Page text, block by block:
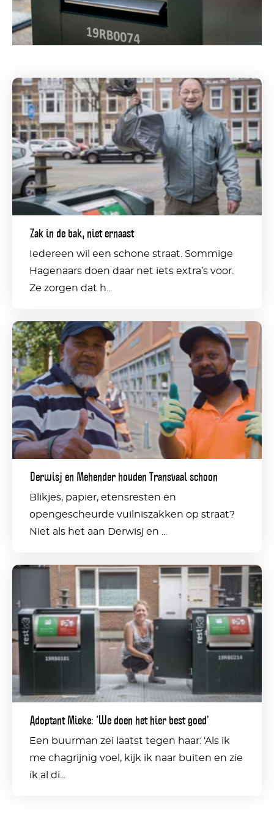
Zak
in
de
bak,
niet
ernaast
Zak in de bak, niet ernaast
Iedereen wil een schone straat. Sommige
Hagenaars doen daar net iets extra’s voor.
Ze zorgen dat h...
Derwisj
en
Mehender
houden
Transvaal
schoon
Derwisj en Mehender houden Transvaal schoon
Blikjes, papier, etensresten en
opengescheurde vuilniszakken op straat?
Niet als het aan Derwisj en ...
‘We
doen
best
goed’Adoptant Mieke: ‘We doen het hier best goed’
Een buurman zei laatst tegen haar: ‘Als ik
me chagrijnig voel, kijk ik naar buiten en zie
ik al di...